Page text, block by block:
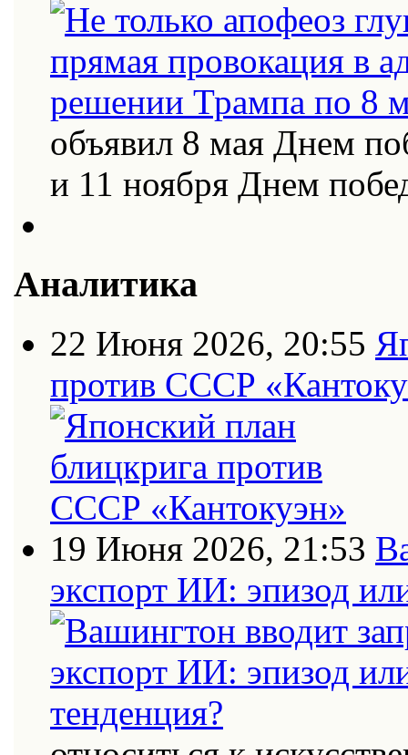
объявил 8 мая Днем
и 11 ноября Днем
Аналитика
22 Июня 2026, 20:55
против СССР
19 Июня 2026, 21:53
экспорт ИИ: эпизод